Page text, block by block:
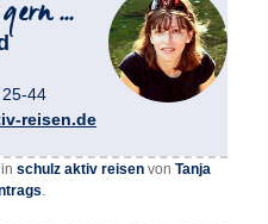
44
reisen.de
inschulz aktiv reisen vonTanja